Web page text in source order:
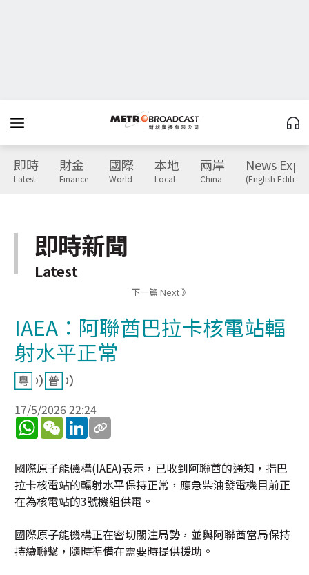
即時
Latest
財金
Finance
國際
World
本地
Local
兩岸
China
News
(English Edition)
即時新聞
Latest
下一篇 Next 》
IAEA：阿聯酋巴拉卡核電站輻
射水平正常
17/5/2026 22:24
WhatsApp
WeChatLinkedIn
國際原子能機構(IAEA)表示，已收到阿聯酋的通知，指巴
拉卡核電站的輻射水平保持正常，應急柴油發電機目前正
在為核電站的3號機組供電。
國際原子能機構正在密切關注局勢，並與阿聯酋當局保持
持續聯繫，隨時準備在需要時提供援助。